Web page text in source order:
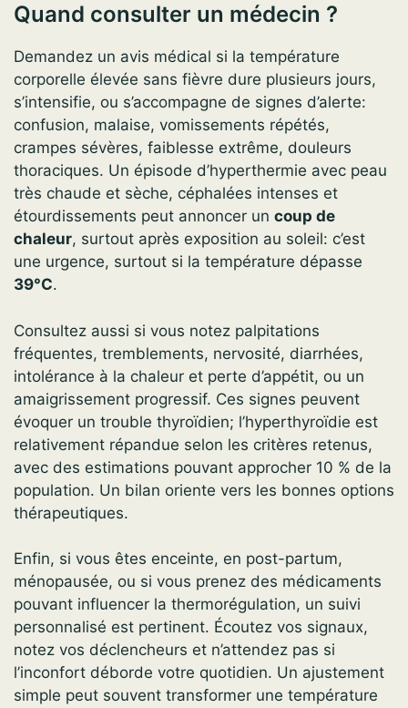
Quand consulter un médecin ?
Demandez un avis médical si la température
corporelle élevée sans fièvre dure plusieurs jours,
s’intensifie, ou s’accompagne de signes d’alerte:
confusion, malaise, vomissements répétés,
crampes sévères, faiblesse extrême, douleurs
thoraciques. Un épisode d’hyperthermie avec peau
très chaude et sèche, céphalées intenses et
étourdissements peut annoncer un coup de
chaleur, surtout après exposition au soleil: c’est
une urgence, surtout si la température dépasse
39°C.
Consultez aussi si vous notez palpitations
fréquentes, tremblements, nervosité, diarrhées,
intolérance à la chaleur et perte d’appétit, ou un
amaigrissement progressif. Ces signes peuvent
évoquer un trouble thyroïdien; l’hyperthyroïdie est
relativement répandue selon les critères retenus,
avec des estimations pouvant approcher 10 % de la
population. Un bilan oriente vers les bonnes options
thérapeutiques.
Enfin, si vous êtes enceinte, en post-partum,
ménopausée, ou si vous prenez des médicaments
pouvant influencer la thermorégulation, un suivi
personnalisé est pertinent. Écoutez vos signaux,
notez vos déclencheurs et n’attendez pas si
l’inconfort déborde votre quotidien. Un ajustement
simple peut souvent transformer une température